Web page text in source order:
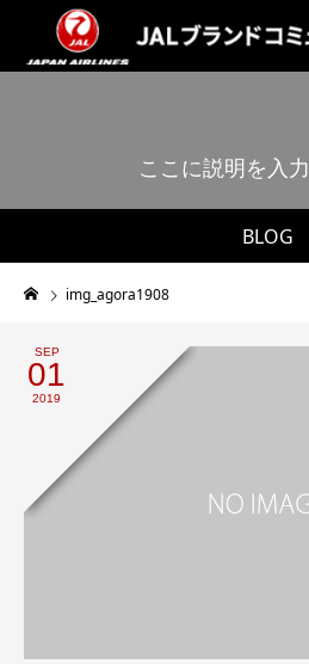
BLOG
こ こ に説明を 入 力
img_agora1908
SEP
01
2019